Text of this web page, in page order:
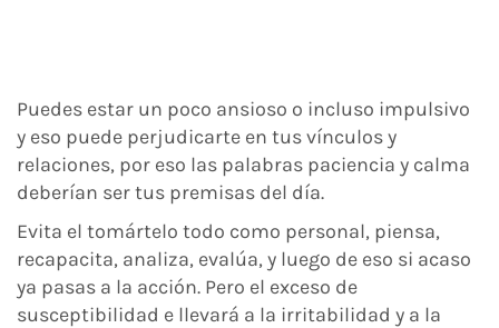
Puedes estar un poco ansioso o incluso impulsivo
y eso puede perjudicarte en tus vínculos y
relaciones, por eso las palabras paciencia y calma
deberían ser tus premisas del día.
Evita el tomártelo todo como personal, piensa,
recapacita, analiza, evalúa, y luego de eso si acaso
ya pasas a la acción. Pero el exceso de
susceptibilidad e llevará a la irritabilidad y a la